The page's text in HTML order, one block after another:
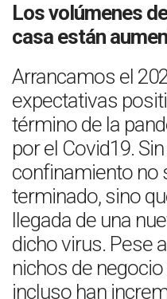
Los volúmenes
casa están
Arrancamos el
expectativas
término de la
por el Covid19.
confinamiento no
terminado, sino
llegada de una
dicho virus. Pese
nichos de
incluso han